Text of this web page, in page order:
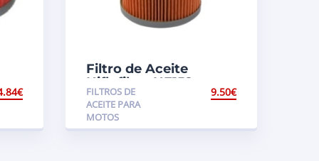
€
Filtro de Aceite
Hiflofiltro HF152
Aprilia Futura/Tuono
FILTROS DE
ACEITE PARA
MOTOS
9.50€